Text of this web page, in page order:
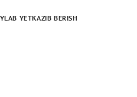
YETKAZIB BERISH